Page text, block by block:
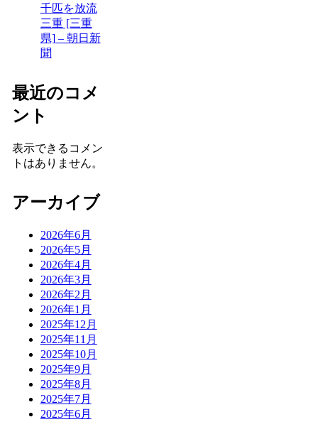
千匹を放流
三重 [三重
県] – 朝日新
聞
最近のコメ
ント
表示できるコメン
トはありません。
アーカイブ
2026年6月
2026年5月
2026年4月
2026年3月
2026年2月
2026年1月
2025年12月
2025年11月
2025年10月
2025年9月
2025年8月
2025年7月
2025年6月